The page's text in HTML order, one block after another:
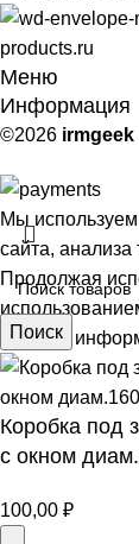
products.ru
Меню
Информация
©2026 irmgeek
Поиск
Мы
сайта, анализа
Продолжая
Больше
Коробка
с окном
100,00 ₽